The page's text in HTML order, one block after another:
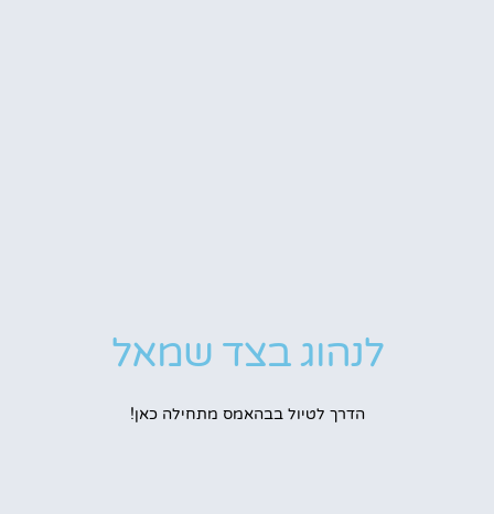
לנהוג בצד שמאל
הדרך לטיול בבהאמס מתחילה כאן!